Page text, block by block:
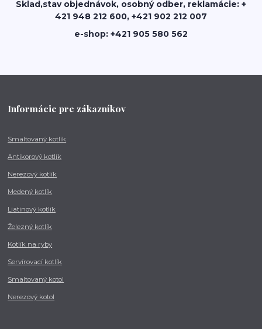
Sklad,stav objednávok, osobný odber, reklamácie: +
421 948 212 600, +421 902 212 007
e-shop: +421 905 580 562
Informácie pre zákazníkov
Smaltovaný kotlík
Antikorový kotlík
Nerezový kotlík
Medený kotlík
Liatinový kotlík
Železný kotlík
Kotlík na ryby
Servírovací kotlík
Smaltovaný kotol
Nerezový kotol